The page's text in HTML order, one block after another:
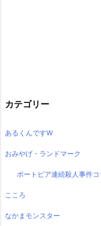
カテゴリー
あるくんですW
おみやげ・ランドマーク
ポートピア連続殺人事件コ
こころ
なかまモンスター